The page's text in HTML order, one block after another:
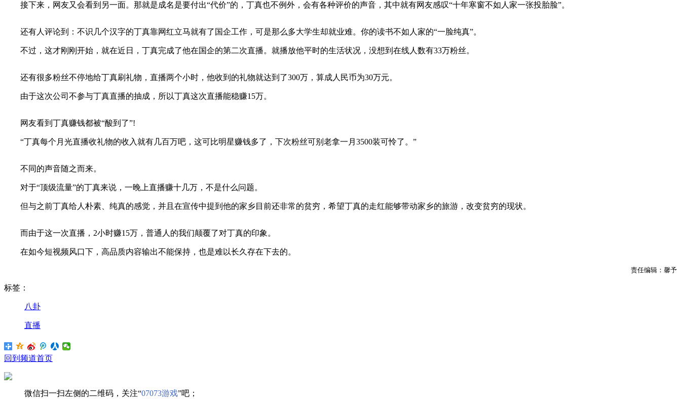
接下来，网友又会看到另一面。那就是成名是要付出“代价”的，丁真也不例外，会有各种评价的声音，其中就有网友感叹“十年寒窗不如人家一张投胎脸”。
还有人评论到：不识几个汉字的丁真靠网红立马就有了国企工作，可是那么多大学生却就业难。你的读书不如人家的“一脸纯真”。
不过，这才刚刚开始，就在近日，丁真完成了他在国企的第二次直播。就播放他平时的生活状况，没想到在线人数有33万粉丝。
还有很多粉丝不停地给丁真刷礼物，直播两个小时，他收到的礼物就达到了300万，算成人民币为30万元。
由于这次公司不参与丁真直播的抽成，所以丁真这次直播能稳赚15万。
网友看到丁真赚钱都被“酸到了”!
“丁真每个月光直播收礼物的收入就有几百万吧，这可比明星赚钱多了，下次粉丝可别老拿一月3500装可怜了。”
不同的声音随之而来。
对于“顶级流量”的丁真来说，一晚上直播赚十几万，不是什么问题。
但与之前丁真给人朴素、纯真的感觉，并且在宣传中提到他的家乡目前还非常的贫穷，希望丁真的走红能够带动家乡的旅游，改变贫穷的现状。
而由于这一次直播，2小时赚15万，普通人的我们颠覆了对丁真的印象。
在如今短视频风口下，高品质内容输出不能保持，也是难以长久存在下去的。
责任编辑：馨予
标签：
八卦
直播
回到频道首页
微信扫一扫左侧的二维码，关注“07073游戏”吧；